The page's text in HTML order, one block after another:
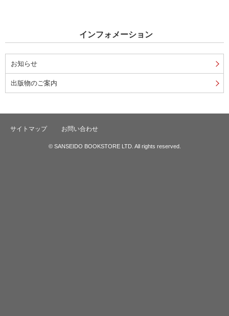
インフォメーション
お知らせ
出版物のご案内
サイトマップ お問い合わせ
© SANSEIDO BOOKSTORE LTD. All rights reserved.